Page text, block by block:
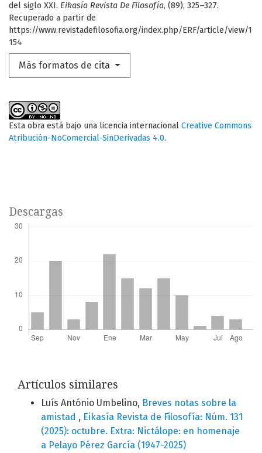
del siglo XXI. Eikasía Revista De Filosofía, (89), 325–327.
Recuperado a partir de
https://www.revistadefilosofia.org/index.php/ERF/article/view/1
154
Más formatos de cita
Esta obra está bajo una licencia internacional Creative Commons
Atribución-NoComercial-SinDerivadas 4.0.
Descargas
Artículos similares
Luís António Umbelino, Breves notas sobre la
amistad , Eikasía Revista de Filosofía: Núm. 131
(2025): octubre. Extra: Nictálope: en homenaje
a Pelayo Pérez García (1947-2025)